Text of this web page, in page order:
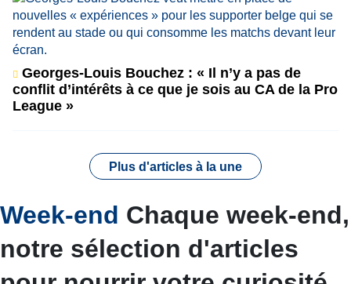
Georges-Louis Bouchez : « Il n’y a pas de
conflit d’intérêts à ce que je sois au CA de la Pro
League »
Plus d'articles à la une
Week-end Chaque week-end,
notre sélection d'articles